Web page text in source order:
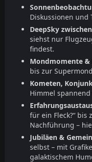
Diskussionen und
DeepSky
siehst nur
findest.
Mondmomente &
bis zur
Kometen,
Himmel
für ein Fleck?“
Nachführung –
Jubiläen &
selbst – mit
galaktischem